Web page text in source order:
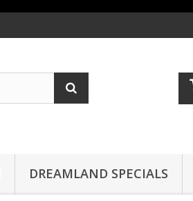
DREAMLAND SPECIALS